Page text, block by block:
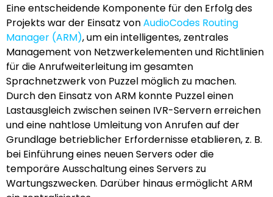
Eine entscheidende Komponente für den Erfolg des
Projekts war der Einsatz vonAudioCodes Routing
Manager (ARM), um ein intelligentes, zentrales
Management von Netzwerkelementen und Richtlinien
für die Anrufweiterleitung im gesamten
Sprachnetzwerk von Puzzel möglich zu machen.
Durch den Einsatz von ARM konnte Puzzel einen
Lastausgleich zwischen seinen IVR-Servern erreichen
und eine nahtlose Umleitung von Anrufen auf der
Grundlage betrieblicher Erfordernisse etablieren, z. B.
bei Einführung eines neuen Servers oder die
temporäre Ausschaltung eines Servers zu
Wartungszwecken. Darüber hinaus ermöglicht ARM